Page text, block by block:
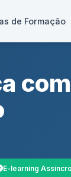
de Formação
E-learning